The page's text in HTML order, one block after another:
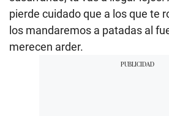
pierde cuidado que a los que te
los mandaremos a patadas al
merecen arder.